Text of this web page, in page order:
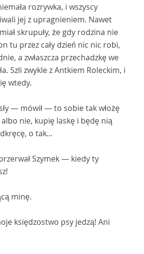
rozrywka, i wszyscy
jej z upragnieniem. Nawet
skrupuły, że gdy rodzina nie
tu przez cały dzień nic nic robi,
a zwłaszcza przechadzkę we
Szli zwykle z Antkiem Roleckim, i
wtedy.
— mówił — to sobie tak włożę
nie, kupię laskę i będę nią
o tak...
Szymek — kiedy ty
minę.
księdzostwo psy jedzą! Ani